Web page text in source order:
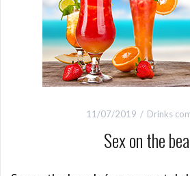
11/07/2019 Drinks
Sex on the